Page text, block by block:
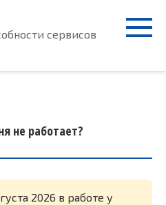
сервисов
не работает?
2026 в работе у